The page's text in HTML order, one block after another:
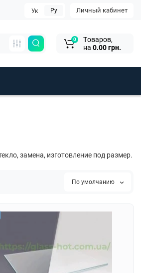
Личный кабинет
Ук Ру
0
Tоваров,
на 0.00 грн.
замена, изготовление под размер.
По умолчанию